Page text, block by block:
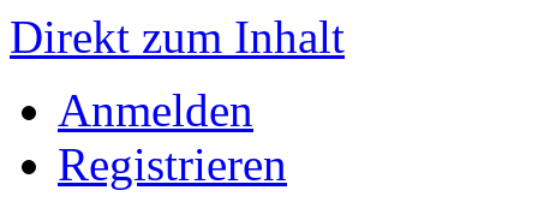
Direkt zum Inhalt
Anmelden
Registrieren